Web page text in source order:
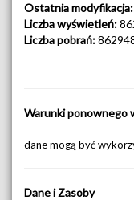
Ostatnia modyfikacja:
Liczba wyświetleń:
Liczba pobrań:
Warunki ponownego
dane mogą być
Dane i Zasoby